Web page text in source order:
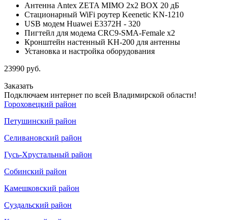
Антенна Antex ZETA MIMO 2x2 BOX 20 дБ
Стационарный WiFi роутер Keenetic KN-1210
USB модем Huawei E3372H - 320
Пигтейл для модема CRC9-SMA-Female x2
Кронштейн настенный KH-200 для антенны
Установка и настройка оборудования
23990 руб.
Заказать
Подключаем интернет по всей Владимирской области!
Гороховецкий район
Петушинский район
Селивановский район
Гусь-Хрустальный район
Собинский район
Камешковский район
Суздальский район